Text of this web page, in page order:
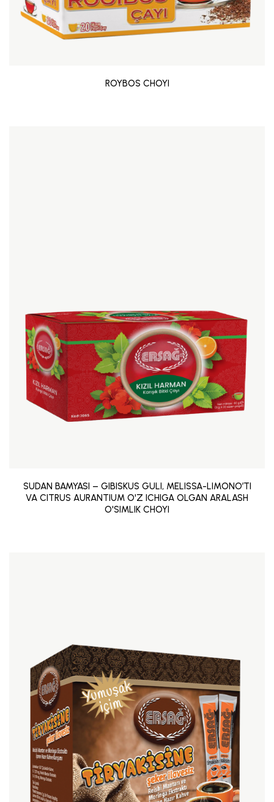
ROYBOS CHOYI
SUDAN BAMYASI – GIBISKUS GULI, MELISSA-LIMONO’TI
VA CITRUS AURANTIUM O'Z ICHIGA OLGAN ARALASH
O'SIMLIK CHOYI